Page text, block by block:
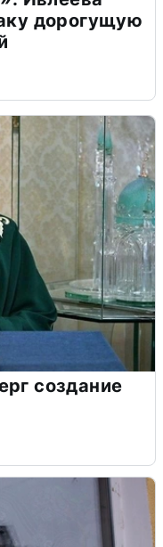
дорогущую
создание